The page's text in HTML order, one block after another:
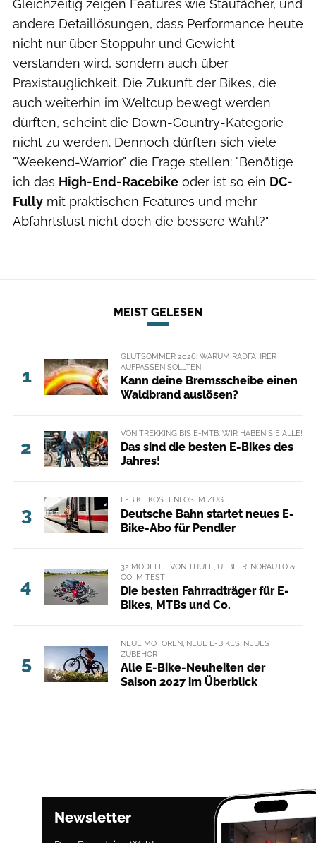
Gleichzeitig zeigen Features wie Staufächer, und
andere Detaillösungen, dass Performance heute
nicht nur über Stoppuhr und Gewicht
verstanden wird, sondern auch über
Praxistauglichkeit. Die Zukunft der Bikes, die
auch weiterhin im Weltcup bewegt werden
dürften, scheint die Down-Country-Kategorie
nicht zu werden. Dennoch dürften sich viele
"Weekend-Warrior" die Frage stellen: "Benötige
ich das High-End-Racebike oder ist so ein DC-
Fully mit praktischen Features und mehr
Abfahrtslust nicht doch die bessere Wahl?"
MEIST GELESEN
1
GLUTSOMMER 2026: WARUM RADFAHRER
AUFPASSEN SOLLTEN
Kann deine Bremsscheibe einen
Waldbrand auslösen?
2
VON TREKKING BIS E-MTB: WIR HABEN SIE ALLE!
Das sind die besten E-Bikes des
Jahres!
3
E-BIKE KOSTENLOS IM ZUG
Deutsche Bahn startet neues E-
Bike-Abo für Pendler
4
32 MODELLE VON THULE, UEBLER, NORAUTO &
CO IM TEST
Die besten Fahrradträger für E-
Bikes, MTBs und Co.
5
NEUE MOTOREN, NEUE E-BIKES, NEUES
ZUBEHÖR
Alle E-Bike-Neuheiten der
Saison 2027 im Überblick
Newsletter